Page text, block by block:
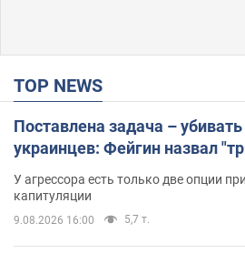
TOP NEWS
Поставлена задача –
украинцев: Фейгин назвал
У агрессора есть только две опции
капитуляции
9.08.2026 16:00 5,7 т.